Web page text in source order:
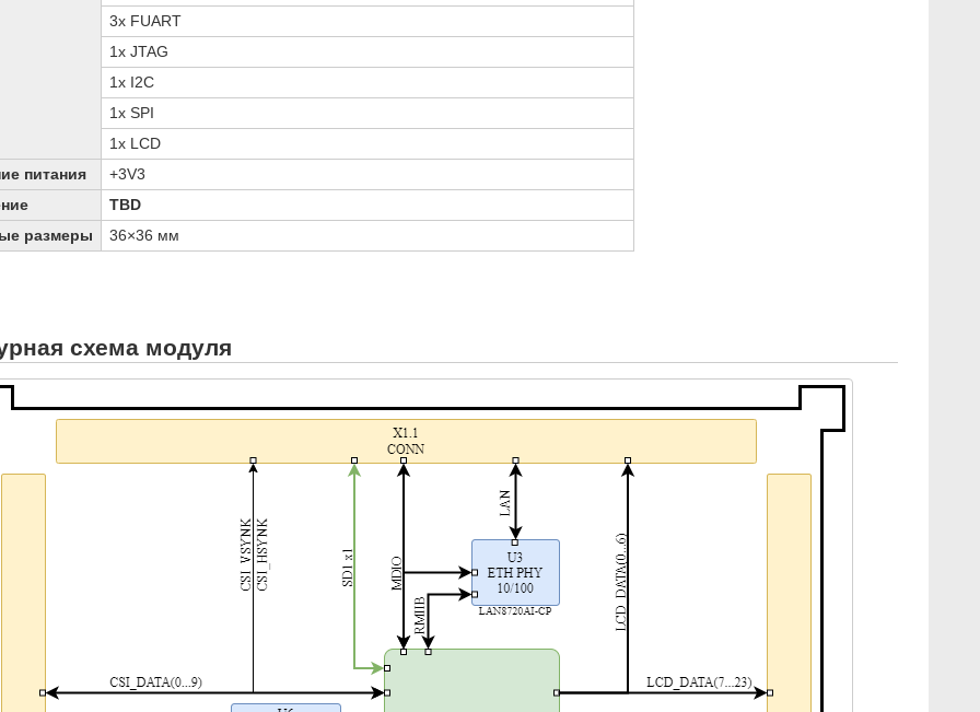
3x FUART
1x JTAG
1x I2C
1x SPI
1x LCD
питания
+3V3
TBD
размеры
36×36 мм
схема модуля